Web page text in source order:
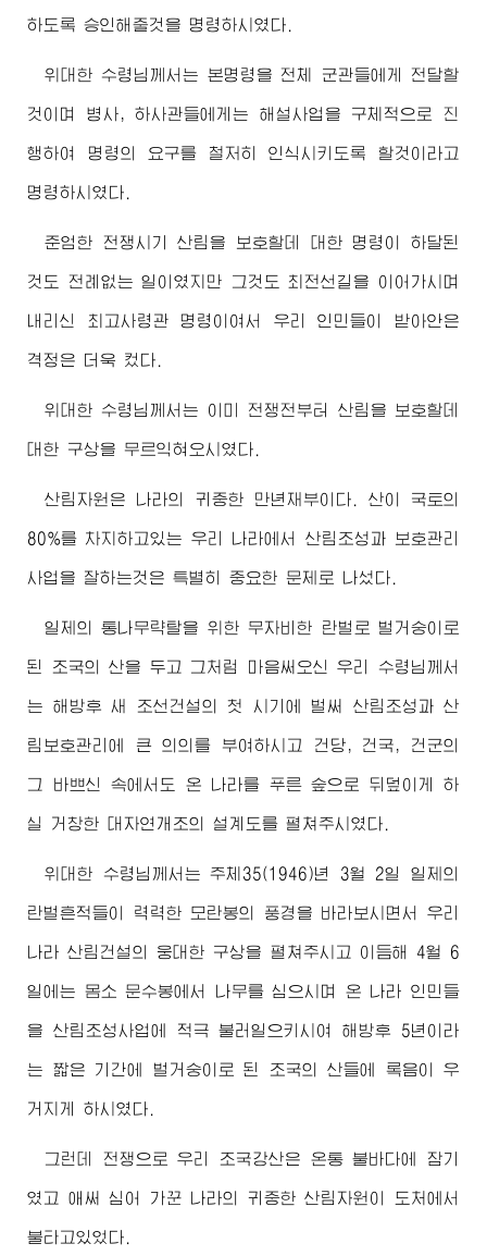
하도록 승인해줄것을 명령하시였다.
위대한 수령님께서는 본명령을 전체 군관들에게 전달할
것이며 병사, 하사관들에게는 해설사업을 구체적으로 진
행하여 명령의 요구를 철저히 인식시키도록 할것이라고
명령하시였다.
준엄한 전쟁시기 산림을 보호할데 대한 명령이 하달된
것도 전례없는 일이였지만 그것도 최전선길을 이어가시며
내리신 최고사령관 명령이여서 우리 인민들이 받아안은
격정은 더욱 컸다.
위대한 수령님께서는 이미 전쟁전부터 산림을 보호할데
대한 구상을 무르익혀오시였다.
산림자원은 나라의 귀중한 만년재부이다. 산이 국토의
80%를 차지하고있는 우리 나라에서 산림조성과 보호관리
사업을 잘하는것은 특별히 중요한 문제로 나섰다.
일제의 통나무략탈을 위한 무자비한 란벌로 벌거숭이로
된 조국의 산을 두고 그처럼 마음써오신 우리 수령님께서
는 해방후 새 조선건설의 첫 시기에 벌써 산림조성과 산
림보호관리에 큰 의의를 부여하시고 건당, 건국, 건군의
그 바쁘신 속에서도 온 나라를 푸른 숲으로 뒤덮이게 하
실 거창한 대자연개조의 설계도를 펼쳐주시였다.
위대한 수령님께서 는 주체35(1946)년 3월 2일 일제의
란벌흔적들이 력력한 모란봉의 풍경을 바라보시면서 우리
나라 산림건설의 웅대한 구상을 펼쳐주시고 이듬해 4월 6
일에는 몸소 문수봉에서 나무를 심으시며 온 나라 인민들
을 산림조성사업에 적극 불러일으키시여 해방후 5년이라
는 짧은 기간에 벌거숭이로 된 조국의 산들에 록음이 우
거지게 하시였다.
그런데 전쟁으로 우리 조국강산은 온통 불바다에 잠기
였고 애써 심어 가꾼 나라의 귀중한 산림자원이 도처에서
불타고있었다.